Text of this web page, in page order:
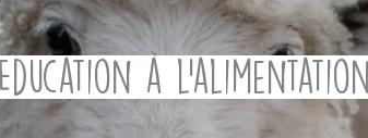
Éducation à